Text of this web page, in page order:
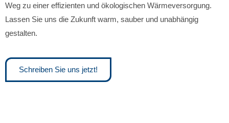
Weg zu einer effizienten und ökologischen Wärmeversorgung.
Lassen Sie uns die Zukunft warm, sauber und unabhängig
gestalten.
Schreiben Sie uns jetzt!